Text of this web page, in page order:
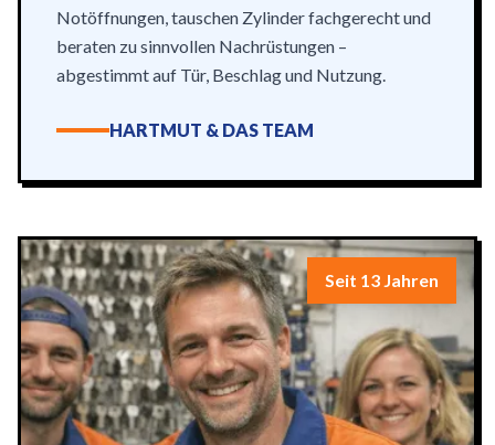
Notöffnungen, tauschen Zylinder fachgerecht und
beraten zu sinnvollen Nachrüstungen –
abgestimmt auf Tür, Beschlag und Nutzung.
HARTMUT & DAS TEAM
Seit 13 Jahren